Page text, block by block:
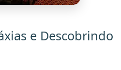
e Descobrindo